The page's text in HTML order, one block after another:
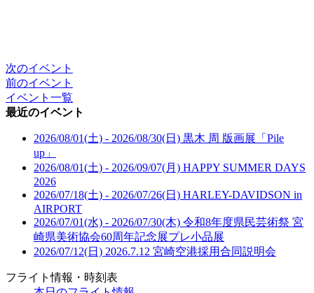
次のイベント
前のイベント
イベント一覧
最近のイベント
2026/08/01(土) - 2026/08/30(日) 黒木 周 版画展「Pile
up」
2026/08/01(土) - 2026/09/07(月) HAPPY SUMMER DAYS
2026
2026/07/18(土) - 2026/07/26(日) HARLEY-DAVIDSON in
AIRPORT
2026/07/01(水) - 2026/07/30(木) 令和8年度県民芸術祭 宮
崎県美術協会60周年記念展プレ小品展
2026/07/12(日) 2026.7.12 宮崎空港採用合同説明会
フライト情報・時刻表